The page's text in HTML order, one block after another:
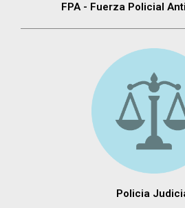
FPA - Fuerza Policial
Policia